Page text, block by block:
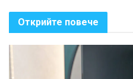
Открийте повече